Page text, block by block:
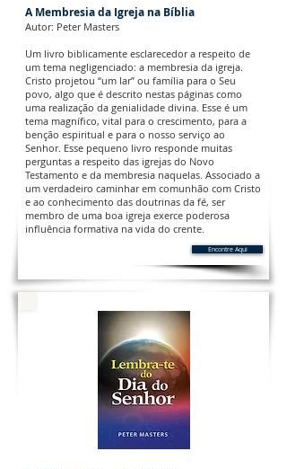
A Membresia da Igreja na Bíblia
Autor: Peter Masters
Um livro biblicamente esclarecedor a respeito de
um tema negligenciado: a membresia da igreja.
Cristo projetou “um lar” ou família para o Seu
povo, algo que é descrito nestas páginas como
uma realização da genialidade divina. Esse é um
tema magnífico, vital para o crescimento, para a
benção espiritual e para o nosso serviço ao
Senhor. Esse pequeno livro responde muitas
perguntas a respeito das igrejas do Novo
Testamento e da membresia naquelas. Associado a
um verdadeiro caminhar em comunhão com Cristo
e ao conhecimento das doutrinas da fé, ser
membro de uma boa igreja exerce poderosa
influência formativa na vida do crente.
Encontre Aqui